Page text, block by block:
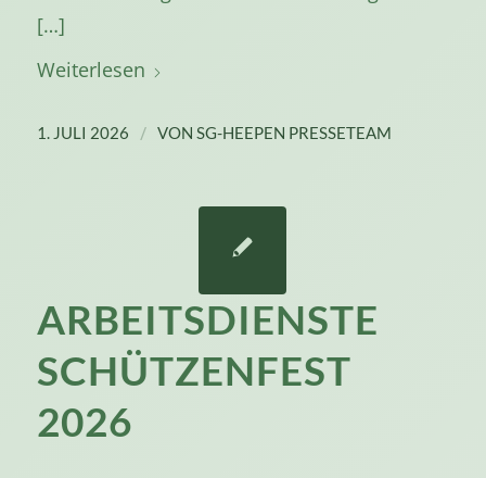
[…]
Weiterlesen
1. JULI 2026 / VON SG-HEEPEN PRESSETEAM
ARBEITSDIENSTE
SCHÜTZENFEST
2026